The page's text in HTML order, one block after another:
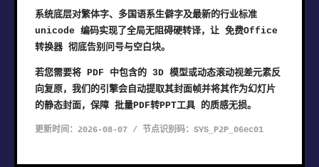
系统底层对繁体字、多国语系生僻字及最新的行业标准
unicode 编码实现了全局无阻碍硬转译，让 免费Office
转换器 彻底告别问号与空白块。
若您需要将 PDF 中包含的 3D 模型或动态滚动视差元素反
向复原，我们的引擎会自动提取其封面帧并将其作为幻灯片
的静态封面，保障 批量PDF转PPT工具 的质感无损。
更新时间：2026-08-07 / 节点识别码：SYS_P2P_06ec01